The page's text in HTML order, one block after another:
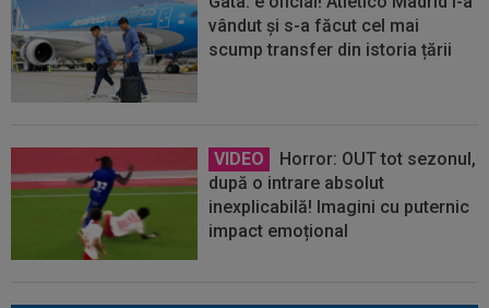
vândut și s-a făcut cel mai
scump transfer din istoria țării
VIDEO
Horror: OUT tot sezonul,
după o intrare absolut
inexplicabilă! Imagini cu puternic
impact emoțional